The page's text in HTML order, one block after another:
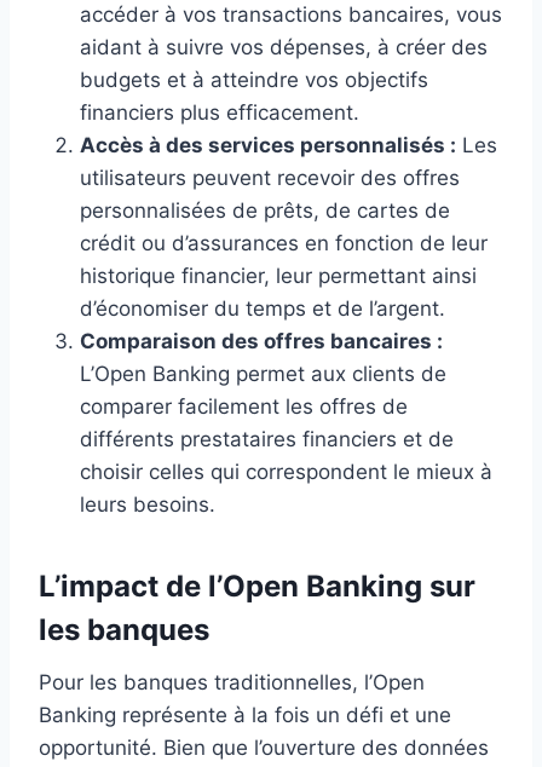
accéder à vos transactions bancaires, vous
aidant à suivre vos dépenses, à créer des
budgets et à atteindre vos objectifs
financiers plus efficacement.
Accès à des services personnalisés : Les
utilisateurs peuvent recevoir des offres
personnalisées de prêts, de cartes de
crédit ou d’assurances en fonction de leur
historique financier, leur permettant ainsi
d’économiser du temps et de l’argent.
Comparaison des offres bancaires :
L’Open Banking permet aux clients de
comparer facilement les offres de
différents prestataires financiers et de
choisir celles qui correspondent le mieux à
leurs besoins.
L’impact de l’Open Banking sur
les banques
Pour les banques traditionnelles, l’Open
Banking représente à la fois un défi et une
opportunité. Bien que l’ouverture des données